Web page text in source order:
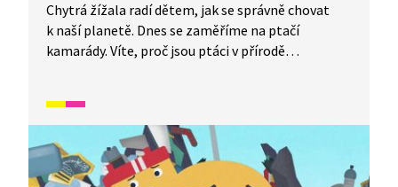
Chytrá žížala radí dětem, jak se správně chovat
k naší planetě. Dnes se zaměříme na ptačí
kamarády. Víte, proč jsou ptáci v přírodě
umístit? O tom všem si budeme povídat
s kamarádkou žížalou.